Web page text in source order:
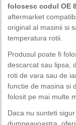
folosesc codul OE
aftermarket
original al masinii si
temperatura rotii.
Produsul poate fi
descarcat sau lipsa,
roti de vara sau de
functie de masina si
folosit pe mai multe
Daca nu sunteti